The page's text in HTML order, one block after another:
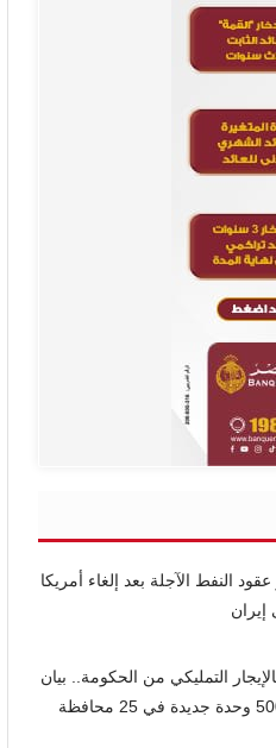
النفط الآجلة بعد إلغاء أمريكا
التمليكي من الحكومة.. بيان